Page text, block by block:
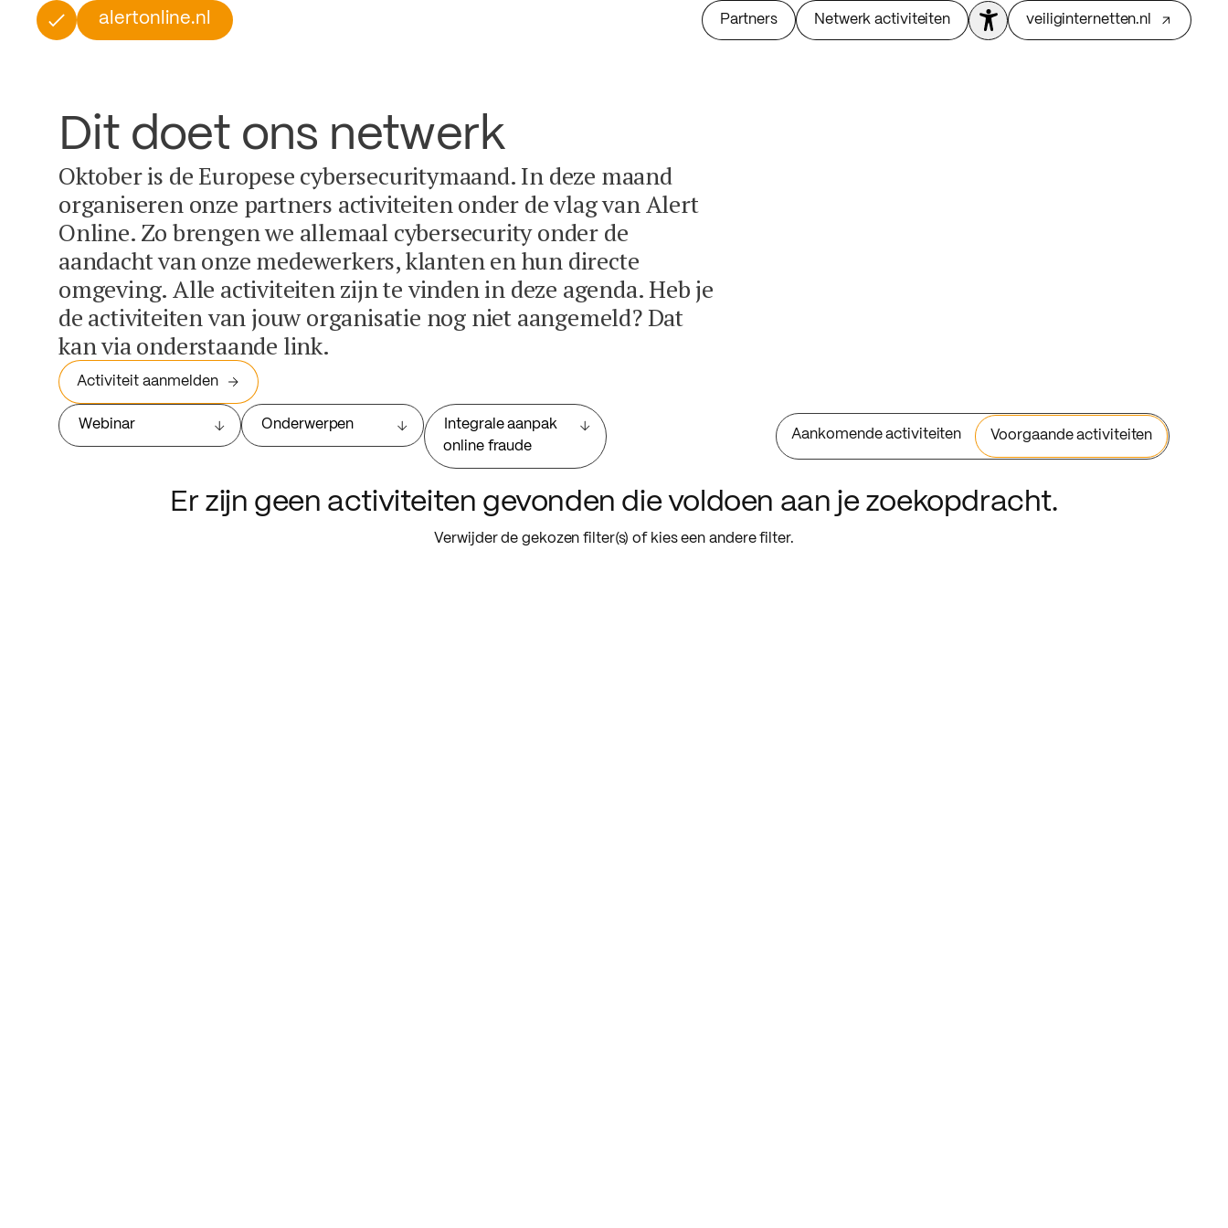
alertonline.nl Partners Netwerk activiteiten veiliginternetten.nl
Dit doet ons netwerk
Oktober is de Europese cybersecuritymaand. In deze maand
organiseren onze partners activiteiten onder de vlag van Alert
Online. Zo brengen we allemaal cybersecurity onder de
aandacht van onze medewerkers, klanten en hun directe
omgeving. Alle activiteiten zijn te vinden in deze agenda. Heb je
de activiteiten van jouw organisatie nog niet aangemeld? Dat
kan via onderstaande link.
Activiteit aanmelden
Webinar Onderwerpen
Integrale aanpak
online fraude
Aankomende activiteiten Voorgaande activiteiten
Er zijn geen activiteiten gevonden die voldoen aan je zoekopdracht.
Verwijder de gekozen filter(s) of kies een andere filter.